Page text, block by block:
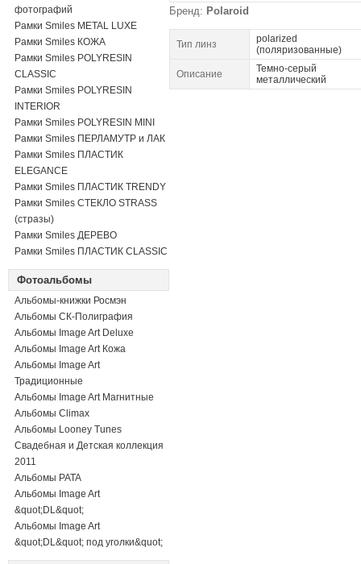
фотографий
Рамки Smiles METAL LUXE
Рамки Smiles КОЖА
Рамки Smiles POLYRESIN
CLASSIC
Рамки Smiles POLYRESIN
INTERIOR
Рамки Smiles POLYRESIN MINI
Рамки Smiles ПЕРЛАМУТР и ЛАК
Рамки Smiles ПЛАСТИК
ELEGANCE
Рамки Smiles ПЛАСТИК TRENDY
Рамки Smiles СТЕКЛО STRASS
(стразы)
Рамки Smiles ДЕРЕВО
Рамки Smiles ПЛАСТИК CLASSIC
Фотоальбомы
Альбомы-книжки Росмэн
Альбомы СК-Полиграфия
Альбомы Image Art Deluxe
Альбомы Image Art Кожа
Альбомы Image Art
Традиционные
Альбомы Image Art Магнитные
Альбомы Climax
Альбомы Looney Tunes
Свадебная и Детская коллекция
2011
Альбомы PATA
Альбомы Image Art
&quot;DL&quot;
Альбомы Image Art
&quot;DL&quot; под уголки&quot;
Бренд: Polaroid
Тип линз
polarized
(поляризованные)
Описание
Темно-серый
металлический